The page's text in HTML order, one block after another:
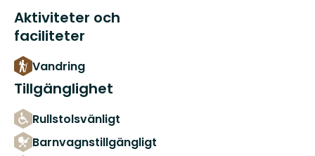
Aktiviteter och
faciliteter
Vandring
Tillgänglighet
Rullstolsvänligt
Barnvagnstillgängligt